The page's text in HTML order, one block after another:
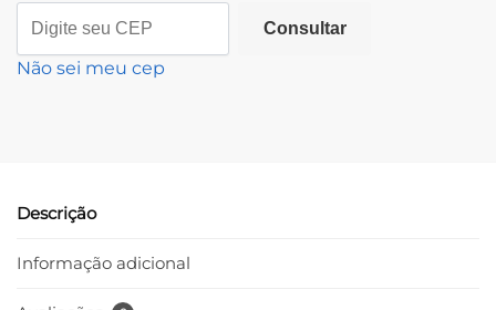
Consultar
Não sei meu cep
Descrição
Informação adicional